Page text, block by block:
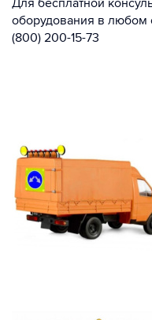
Для бесплатной
оборудования в любом
(800) 200-15-73